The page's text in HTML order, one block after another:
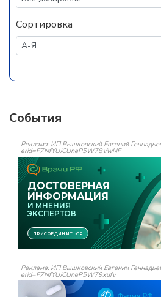
Сортировка
События
Реклама: ИП Вышковский Евгений
erid=F7NfYUJCUneP5W78VwNF
Реклама: ИП Вышковский Евгений
erid=F7NfYUJCUneP5W79xufv